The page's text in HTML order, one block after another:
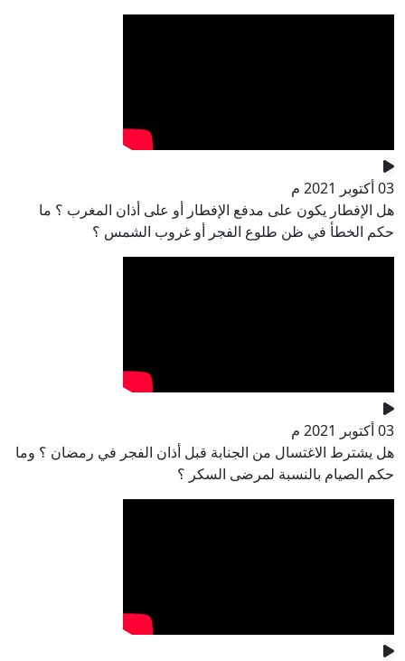
03 أكتوبر 2021 م
هل الإفطار يكون على مدفع الإفطار أو على أذان المغرب ؟ ما
حكم الخطأ في ظن طلوع الفجر أو غروب الشمس ؟
03 أكتوبر 2021 م
هل يشترط الاغتسال من الجنابة قبل أذان الفجر في رمضان ؟ وما
حكم الصيام بالنسبة لمرضى السكر ؟